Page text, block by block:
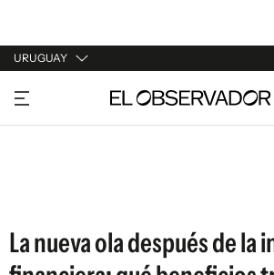
URUGUAY
URUGUAY
ARGENTINA
La nueva ola después de la